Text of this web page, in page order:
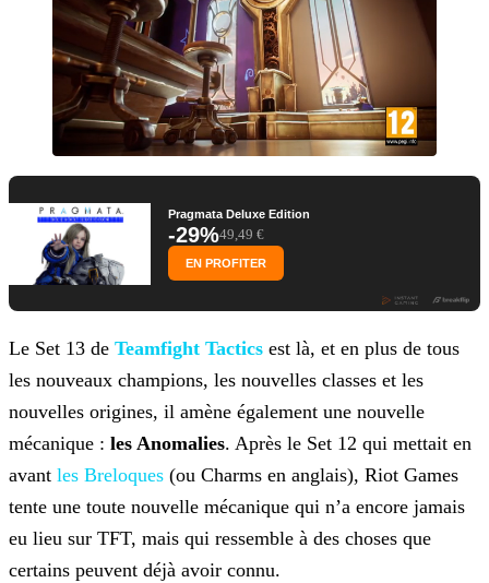
Pragmata Deluxe Edition
-29%49,49 €
EN PROFITER
Le Set 13 de Teamfight Tactics est là, et en plus de tous
les nouveaux champions, les nouvelles classes et les
nouvelles origines, il amène également une nouvelle
mécanique : les Anomalies. Après le Set 12 qui mettait en
avant les Breloques (ou Charms en anglais), Riot Games
tente une toute nouvelle mécanique qui n’a encore jamais
eu lieu sur TFT, mais qui ressemble à des choses que
certains peuvent déjà avoir connu.